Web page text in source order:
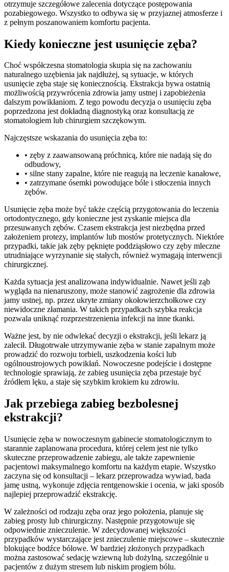
otrzymuje szczegółowe zalecenia dotyczące postępowania
pozabiegowego. Wszystko to odbywa się w przyjaznej atmosferze i
z pełnym poszanowaniem komfortu pacjenta.
Kiedy konieczne jest usunięcie zęba?
Choć współczesna stomatologia skupia się na zachowaniu
naturalnego uzębienia jak najdłużej, są sytuacje, w których
usunięcie zęba staje się koniecznością. Ekstrakcja bywa ostatnią
możliwością przywrócenia zdrowia jamy ustnej i zapobieżenia
dalszym powikłaniom. Z tego powodu decyzja o usunięciu zęba
poprzedzona jest dokładną diagnostyką oraz konsultacją ze
stomatologiem lub chirurgiem szczękowym.
Najczęstsze wskazania do usunięcia zęba to:
• zęby z zaawansowaną próchnicą, które nie nadają się do
odbudowy,
• silne stany zapalne, które nie reagują na leczenie kanałowe,
• zatrzymane ósemki powodujące bóle i stłoczenia innych
zębów.
Usunięcie zęba może być także częścią przygotowania do leczenia
ortodontycznego, gdy konieczne jest zyskanie miejsca dla
przesuwanych zębów. Czasem ekstrakcja jest niezbędna przed
założeniem protezy, implantów lub mostów protetycznych. Niektóre
przypadki, takie jak zęby pęknięte poddziąsłowo czy zęby mleczne
utrudniające wyrzynanie się stałych, również wymagają interwencji
chirurgicznej.
Każda sytuacja jest analizowana indywidualnie. Nawet jeśli ząb
wygląda na nienaruszony, może stanowić zagrożenie dla zdrowia
jamy ustnej, np. przez ukryte zmiany okołowierzchołkowe czy
niewidoczne złamania. W takich przypadkach szybka reakcja
pozwala uniknąć rozprzestrzenienia infekcji na inne tkanki.
Ważne jest, by nie odwlekać decyzji o ekstrakcji, jeśli lekarz ją
zalecił. Długotrwałe utrzymywanie zęba w stanie zapalnym może
prowadzić do rozwoju torbieli, uszkodzenia kości lub
ogólnoustrojowych powikłań. Nowoczesne podejście i dostępne
technologie sprawiają, że zabieg usunięcia zęba przestaje być
źródłem lęku, a staje się szybkim krokiem ku zdrowiu.
Jak przebiega zabieg bezbolesnej
ekstrakcji?
Usunięcie zęba w nowoczesnym gabinecie stomatologicznym to
starannie zaplanowana procedura, której celem jest nie tylko
skuteczne przeprowadzenie zabiegu, ale także zapewnienie
pacjentowi maksymalnego komfortu na każdym etapie. Wszystko
zaczyna się od konsultacji – lekarz przeprowadza wywiad, bada
jamę ustną, wykonuje zdjęcia rentgenowskie i ocenia, w jaki sposób
najlepiej przeprowadzić ekstrakcję.
W zależności od rodzaju zęba oraz jego położenia, planuje się
zabieg prosty lub chirurgiczny. Następnie przygotowuje się
odpowiednie znieczulenie. W zdecydowanej większości
przypadków wystarczające jest znieczulenie miejscowe – skutecznie
blokujące bodźce bólowe. W bardziej złożonych przypadkach
można zastosować sedację wziewną lub dożylną, szczególnie u
pacjentów z dużym stresem lub niskim progiem bólu.